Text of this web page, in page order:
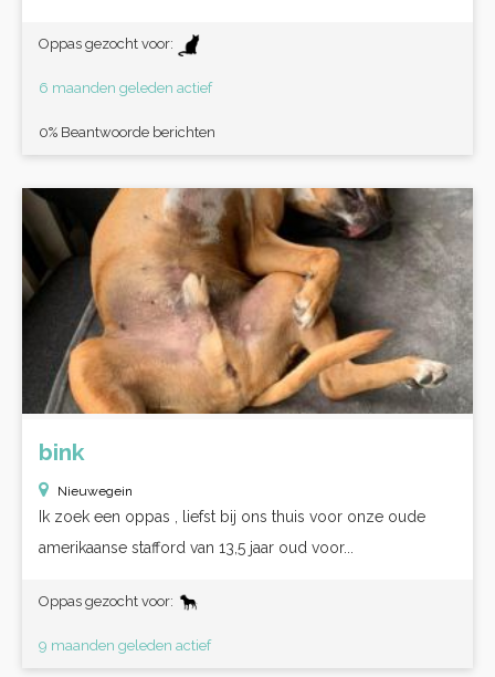
Oppas gezocht voor:
6 maanden geleden actief
0% Beantwoorde berichten
bink
Nieuwegein
Ik zoek een oppas , liefst bij ons thuis voor onze oude
amerikaanse stafford van 13,5 jaar oud voor...
Oppas gezocht voor:
9 maanden geleden actief